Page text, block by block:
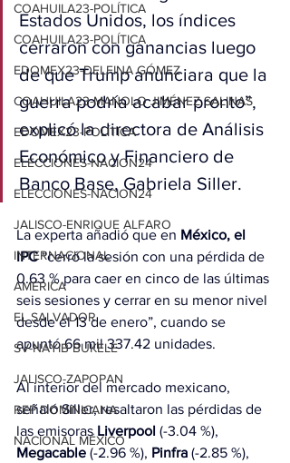
COAHUILA23-POLÍTICA
COAHUILA23-POLÍTICA
EDOMEX23-DELFINA GÓMEZ
COAHUILA23-MANOLO JIMÉNEZ SALINAS
EDOMEX23-POLÍTICA
ELECCIONES-NACION24
ELECCIONES-NACION24
JALISCO-ENRIQUE ALFARO
INTERNACIONAL
AMÉRICA
EL SALVADOR
SV-NAYIB BUKELE
JALISCO-ZAPOPAN
REP DOMINICANA
NACIONAL MÉXICO
Estados Unidos, los índices
cerraron con ganancias luego
de que Trump anunciara que la
guerra podría acabar pronto”,
explicó la directora de Análisis
Económico y Financiero de
Banco Base, Gabriela Siller.
La experta añadió que en México, el
IPC “cerró la sesión con una pérdida de
0.63 % para caer en cinco de las últimas
seis sesiones y cerrar en su menor nivel
desde el 13 de enero”, cuando se
apuntó 66 mil 337.42 unidades.
Al interior del mercado mexicano,
señaló Siller, resaltaron las pérdidas de
las emisoras Liverpool (-3.04 %),
Megacable (-2.96 %), Pinfra (-2.85 %),